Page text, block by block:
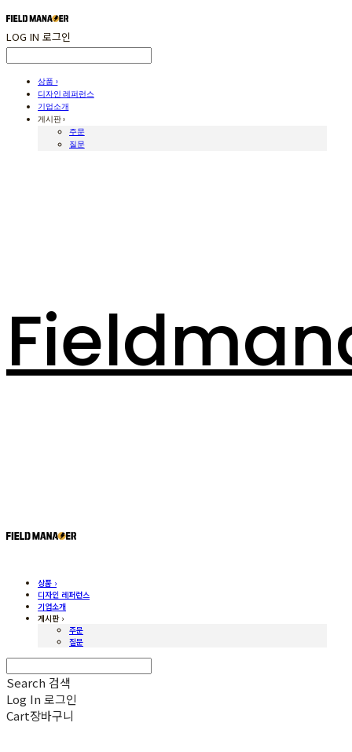
LOG IN 로그인
상품 ›
디자인 레퍼런스
기업소개
게시판 ›
주문
질문
상품 ›
디자인 레퍼런스
기업소개
게시판 ›
주문
질문
Search 검색
Log In 로그인
Cart장바구니